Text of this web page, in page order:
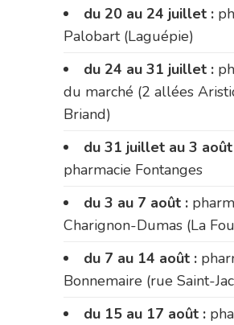
du 20 au 24 juillet :
Palobart (Laguépie)
du 24 au 31 juillet :
du marché (2 allées
Briand)
du 31 juillet au 3
pharmacie Fontanges
du 3 au 7 août :
Charignon-Dumas (La
du 7 au 14 août :
Bonnemaire (rue Saint-
du 15 au 17 août :